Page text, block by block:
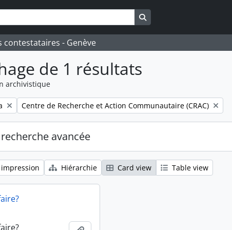
contestataires - Genève
de 1 résultats
archivistique
Remove filter:
Centre de Recherche et Action Communautaire (CRAC)
avancée
Hiérarchie Card view Table view